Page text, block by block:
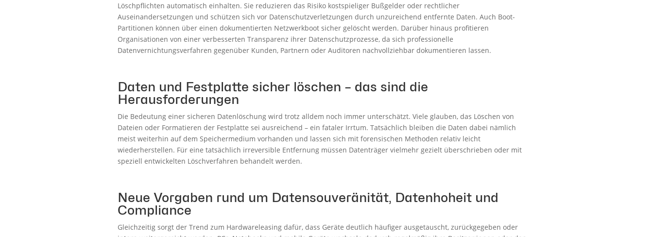
Löschpflichten automatisch einhalten. Sie reduzieren das Risiko kostspieliger Bußgelder oder rechtlicher
Auseinandersetzungen und schützen sich vor Datenschutzverletzungen durch unzureichend entfernte Daten. Auch Boot-
Partitionen können über einen dokumentierten Netzwerkboot sicher gelöscht werden. Darüber hinaus profitieren
Organisationen von einer verbesserten Transparenz ihrer Datenschutzprozesse, da sich professionelle
Datenvernichtungsverfahren gegenüber Kunden, Partnern oder Auditoren nachvollziehbar dokumentieren lassen.
Daten und Festplatte sicher löschen – das sind die
Herausforderungen
Die Bedeutung einer sicheren Datenlöschung wird trotz alldem noch immer unterschätzt. Viele glauben, das Löschen von
Dateien oder Formatieren der Festplatte sei ausreichend – ein fataler Irrtum. Tatsächlich bleiben die Daten dabei nämlich
meist weiterhin auf dem Speichermedium vorhanden und lassen sich mit forensischen Methoden relativ leicht
wiederherstellen. Für eine tatsächlich irreversible Entfernung müssen Datenträger vielmehr gezielt überschrieben oder mit
speziell entwickelten Löschverfahren behandelt werden.
Neue Vorgaben rund um Datensouveränität, Datenhoheit und
Compliance
Gleichzeitig sorgt der Trend zum Hardwareleasing dafür, dass Geräte deutlich häufiger ausgetauscht, zurückgegeben oder